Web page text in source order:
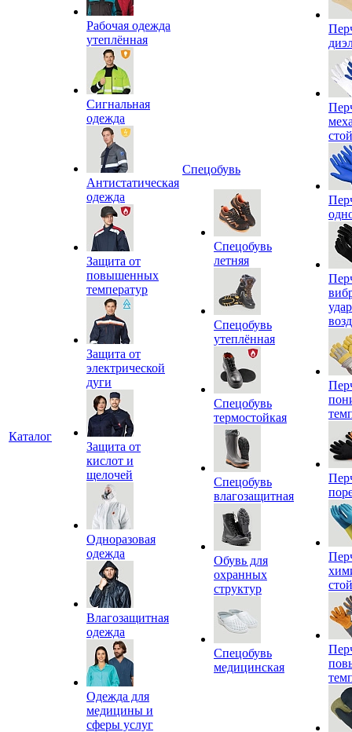
Каталог
Рабочая одежда
утеплённая
Сигнальная
одежда
Антистатическая
одежда
Защита от
повышенных
температур
Защита от
электрической
дуги
Защита от
кислот и
щелочей
Одноразовая
одежда
Влагозащитная
одежда
Одежда для
медицины и
сферы услуг
Спецобувь
Спецобувь
летняя
Спецобувь
утеплённая
Спецобувь
термостойкая
Спецобувь
влагозащитная
Обувь для
охранных
структур
Спецобувь
медицинская